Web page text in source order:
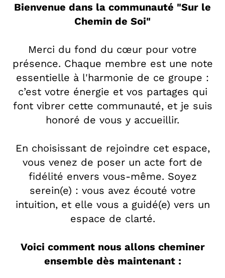
Bienvenue dans la communauté "Sur le
Chemin de Soi"
Merci du fond du cœur pour votre
présence. Chaque membre est une note
essentielle à l'harmonie de ce groupe :
c’est votre énergie et vos partages qui
font vibrer cette communauté, et je suis
honoré de vous y accueillir.
En choisissant de rejoindre cet espace,
vous venez de poser un acte fort de
fidélité envers vous-même. Soyez
serein(e) : vous avez écouté votre
intuition, et elle vous a guidé(e) vers un
espace de clarté.
Voici comment nous allons cheminer
ensemble dès maintenant :